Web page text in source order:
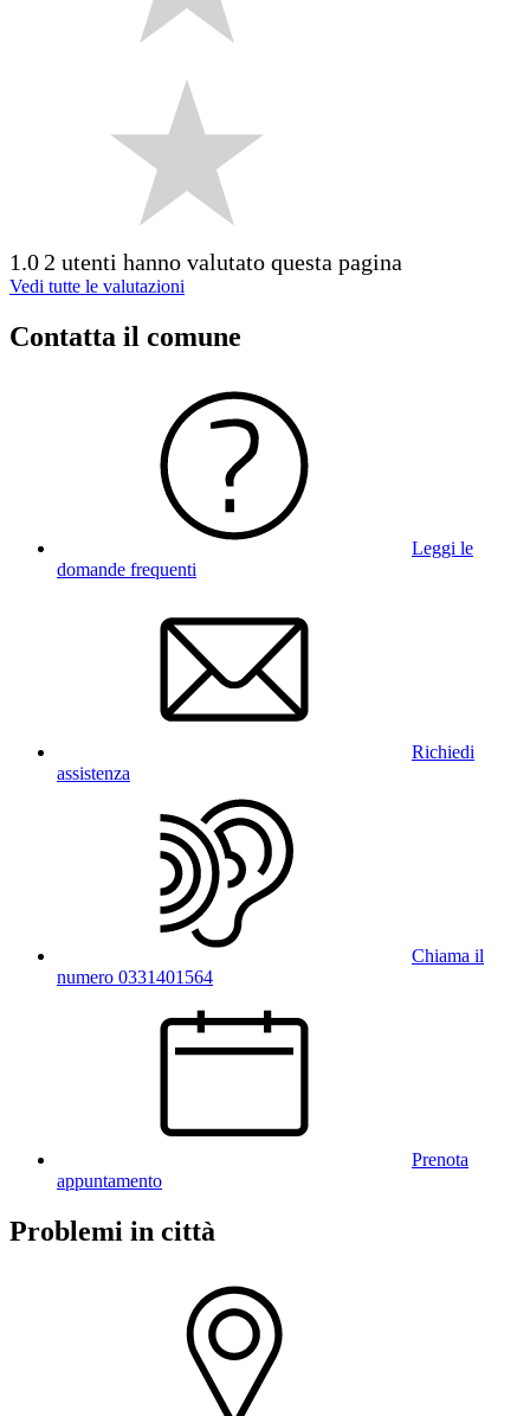
1.0 2 utenti hanno valutato questa pagina
Vedi tutte le valutazioni
Contatta il comune
Leggi le
domande frequenti
Richiedi
assistenza
Chiama il
numero 0331401564
Prenota
appuntamento
Problemi in città